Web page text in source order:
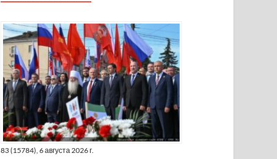
83 (15784), 6 августа 2026 г.